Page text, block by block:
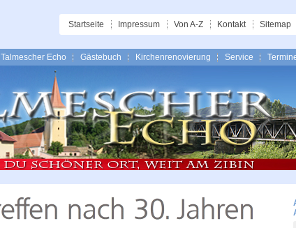
Sitemap
Kontakt
Von A-Z
Impressum
Startseite
Talmescher Echo Gästebuch Kirchenrenovierung Service